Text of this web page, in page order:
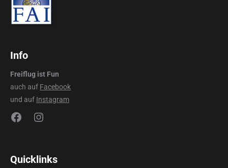
Info
Freiflug ist Fun
auch auf Facebook
und auf Instagram
FacebookInstagram
Quicklinks